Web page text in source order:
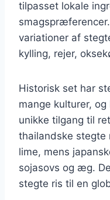
tilpasset lokale
variationer af
kylling, rejer,
Historisk set har
mange kulturer,
unikke tilgang til
thailandske stegte
lime, mens
sojasovs og æg.
stegte ris til en